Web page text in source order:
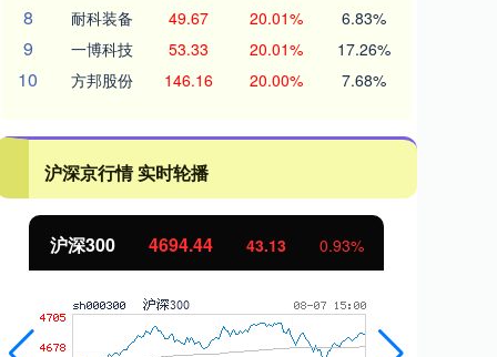
8 耐科装备 49.67 20.01% 6.83%
9 一博科技 53.33 20.01% 17.26%
10 方邦股份 146.16 20.00% 7.68%
沪深京行情 实时轮播
沪深300 4694.44 43.13 0.93%